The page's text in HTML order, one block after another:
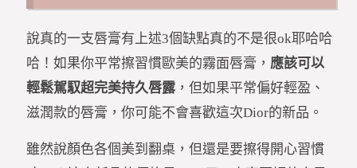
說真的一支唇膏有上述3個缺點真的不是很ok耶哈哈
哈！如果你平常擦習慣歐美的霧面唇膏， 應該可以
輕鬆駕馭超完美持久唇露，但如果平常偏好輕盈、
滋潤款的唇膏，你可能不會喜歡這次Dior的新品。
雖然說顏色各個美到翻桌，但還是要擦得開心習慣